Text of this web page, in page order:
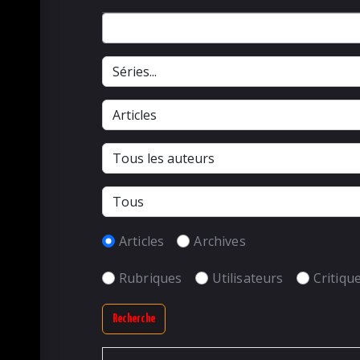
Articles Archives
Rubriques Utilisateurs